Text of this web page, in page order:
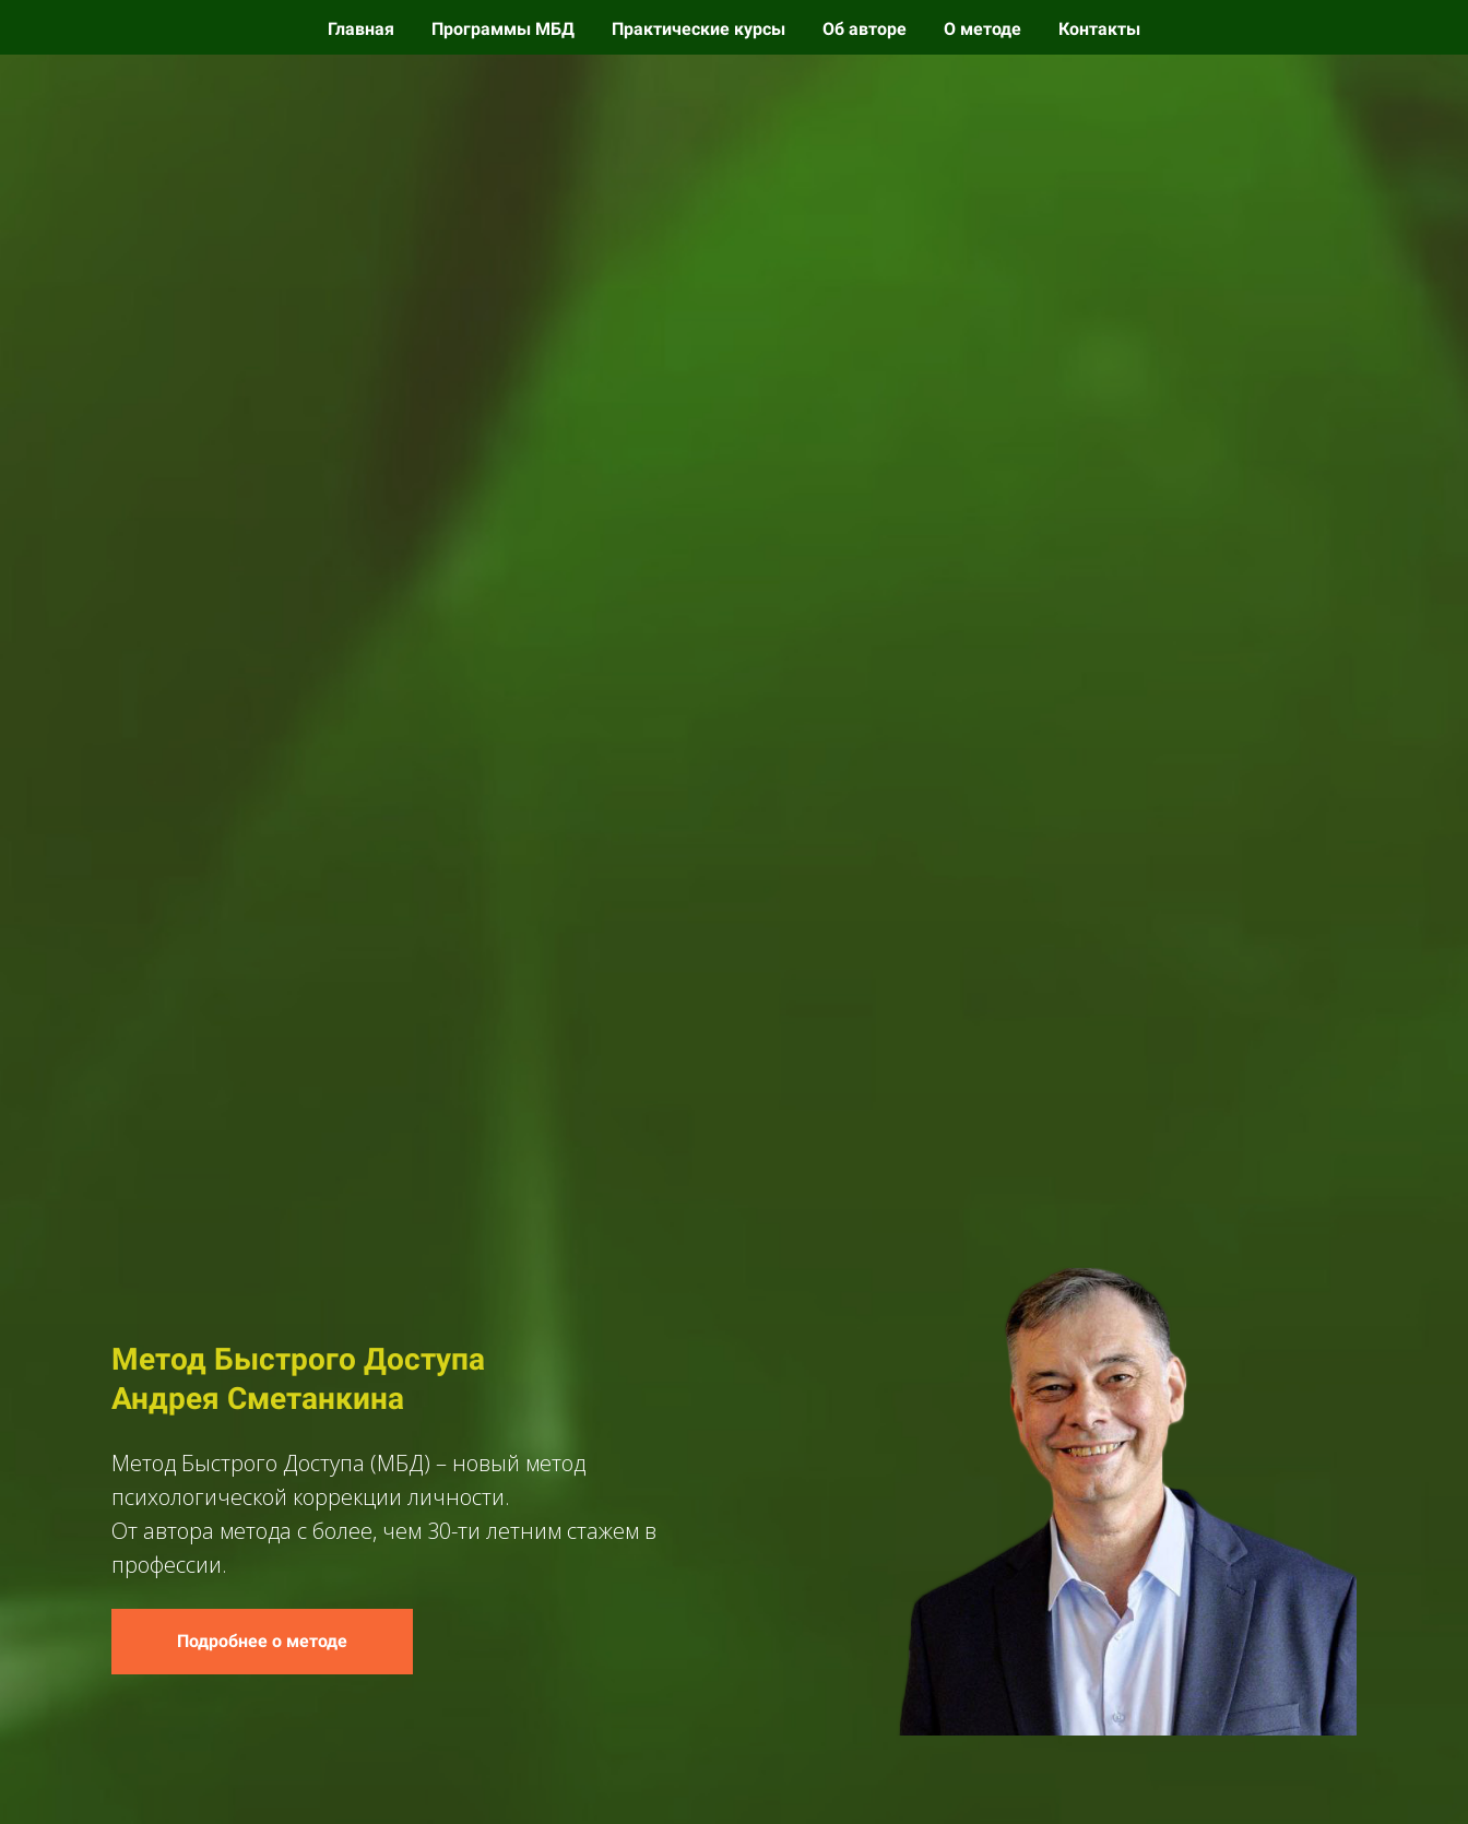
Главная Программы МБД Практические курсы Об авторе О методе Контакты
Метод Быстрого Доступа
Андрея Сметанкина
Метод Быстрого Доступа (МБД) – новый метод
психологической коррекции личности.
От автора метода с более, чем 30-ти летним стажем в
профессии.
Подробнее о методе